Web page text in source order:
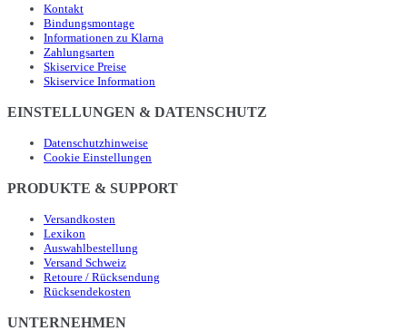
Kontakt
Bindungsmontage
Informationen zu Klarna
Zahlungsarten
Skiservice Preise
Skiservice Information
EINSTELLUNGEN & DATENSCHUTZ
Datenschutzhinweise
Cookie Einstellungen
PRODUKTE & SUPPORT
Versandkosten
Lexikon
Auswahlbestellung
Versand Schweiz
Retoure / Rücksendung
Rücksendekosten
UNTERNEHMEN